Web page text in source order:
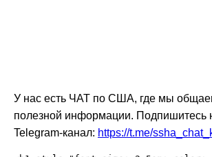
У нас есть ЧАТ по США, где мы
полезной информации. Подпишитесь
Telegram-канал: https://t.me/